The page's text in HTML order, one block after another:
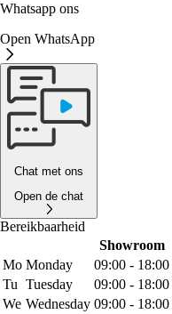
Whatsapp ons
Open WhatsApp
Chat met ons
Open de chat
Bereikbaarheid
Showroom
Mo Monday 09:00 - 18:00
Tu Tuesday 09:00 - 18:00
We Wednesday 09:00 - 18:00